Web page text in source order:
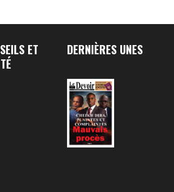
ET
DERNIÈRES UNES